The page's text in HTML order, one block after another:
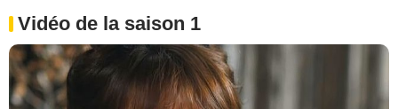
Vidéo de la saison 1